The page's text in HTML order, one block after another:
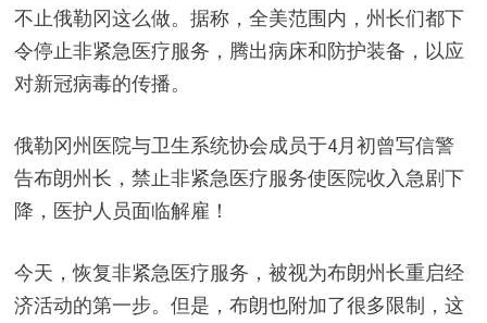
不止俄勒冈这么做。据称，全美范围内，州长们都下
令停止非紧急医疗服务，腾出病床和防护装备，以应
对新冠病毒的传播。
俄勒冈州医院与卫生系统协会成员于4月初曾写信警
告布朗州长，禁止非紧急医疗服务使医院收入急剧下
降，医护人员面临解雇！
今天，恢复非紧急医疗服务，被视为布朗州长重启经
济活动的第一步。但是，布朗也附加了很多限制，这